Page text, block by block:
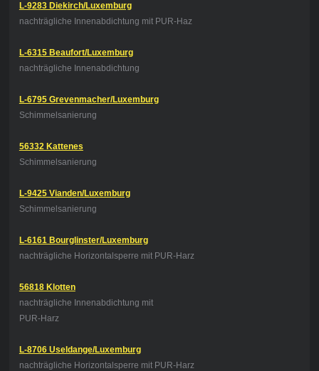
L-9283 Diekirch/Luxemburg
nachträgliche Innenabdichtung mit PUR-Haz
L-6315 Beaufort/Luxemburg
nachträgliche Innenabdichtung
L-6795 Grevenmacher/Luxemburg
Schimmelsanierung
56332 Kattenes
Schimmelsanierung
L-9425 Vianden/Luxemburg
Schimmelsanierung
L-6161 Bourglinster/Luxemburg
nachträgliche Horizontalsperre mit PUR-Harz
56818 Klotten
nachträgliche Innenabdichtung mit
PUR-Harz
L-8706 Useldange/Luxemburg
nachträgliche Horizontalsperre mit PUR-Harz